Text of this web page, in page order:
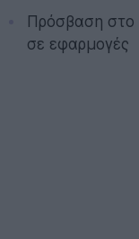
Πρόσβαση στο
σε εφαρμογές